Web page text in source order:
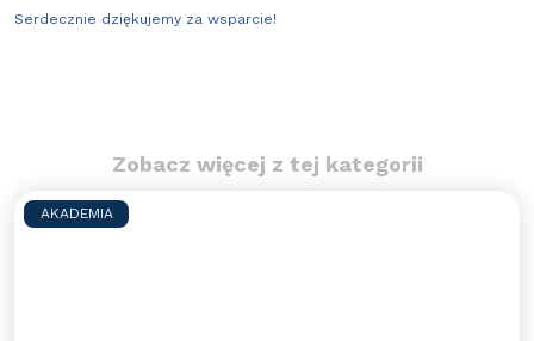
Serdecznie dziękujemy za wsparcie!
Zobacz więcej z tej kategorii
AKADEMIA